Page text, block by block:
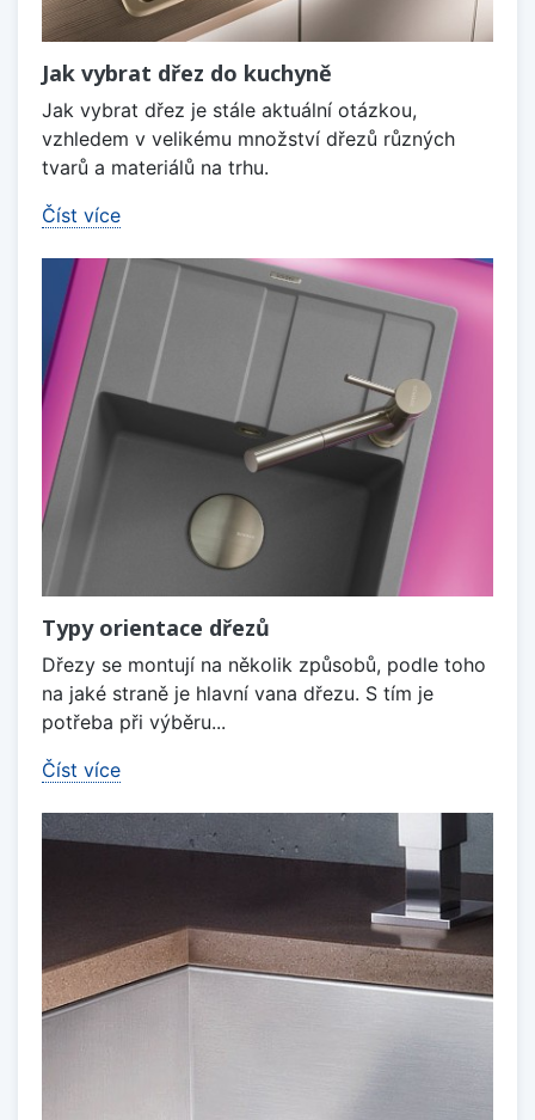
Jak vybrat dřez do kuchyně
Jak vybrat dřez je stále aktuální otázkou,
vzhledem v velikému množství dřezů různých
tvarů a materiálů na trhu.
Číst více
Typy orientace dřezů
Dřezy se montují na několik způsobů, podle toho
na jaké straně je hlavní vana dřezu. S tím je
potřeba při výběru...
Číst více